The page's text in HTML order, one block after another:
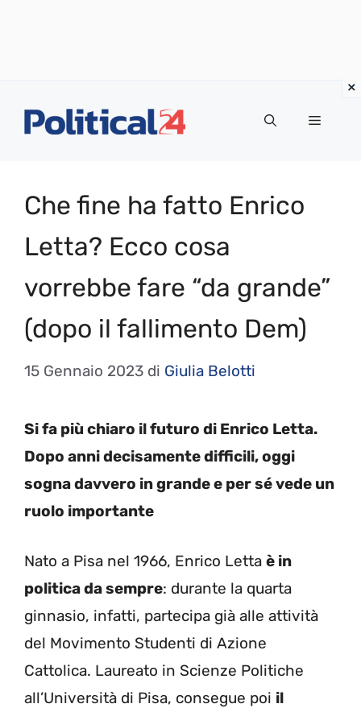
Menu
Che fine ha fatto Enrico
Letta? Ecco cosa
vorrebbe fare “da grande”
(dopo il fallimento Dem)
15 Gennaio 2023 di Giulia Belotti
Si fa più chiaro il futuro di Enrico Letta.
Dopo anni decisamente difficili, oggi
sogna davvero in grande e per sé vede un
ruolo importante
Nato a Pisa nel 1966, Enrico Letta è in
politica da sempre: durante la quarta
ginnasio, infatti, partecipa già alle attività
del Movimento Studenti di Azione
Cattolica. Laureato in Scienze Politiche
all’Università di Pisa, consegue poi il